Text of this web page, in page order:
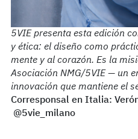
5VIE presenta esta edición
y ética: el diseño como
mente y al corazón. Es la
Asociación NMG/5VIE — un
innovación que mantiene el
Corresponsal en Italia:
@5vie_milano